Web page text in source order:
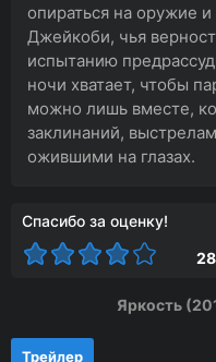
опираться на оружие
Джейкоби, чья
испытанию
ночи хватает, чтобы
можно лишь вместе,
заклинаний,
ожившими на глазах.
Спасибо за оценку!
Яркость
Трейлер